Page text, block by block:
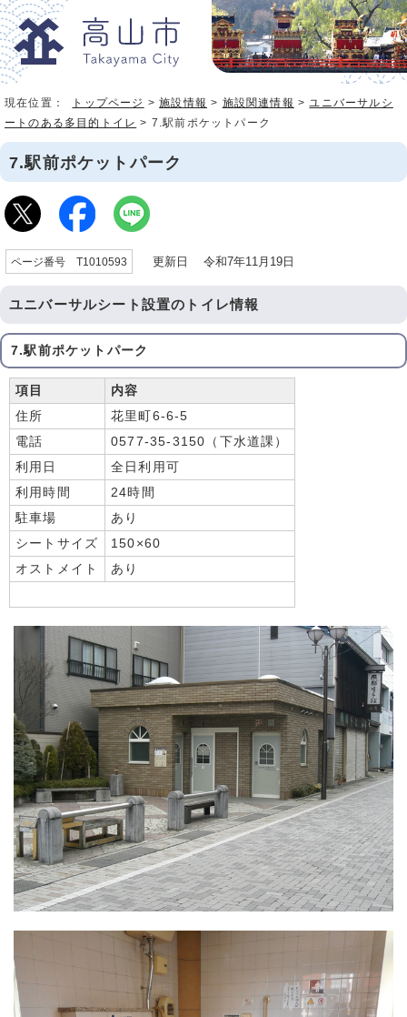
現在位置： トップページ >施設情報 > 施設関連情報 >ユニバーサルシ
ートのある多目的トイレ > 7.駅前ポケットパーク
7.駅前ポケットパーク
ページ番号 T1010593 更新日 令和7年11月19日
ユニバーサルシート設置のトイレ情報
7.駅前ポケットパーク
項目
内容
住所
花里町6-6-5
電話
0577-35-3150（下水道課）
利用日
全日利用可
利用時間
24時間
駐車場
あり
シートサイズ
150×60
オストメイト
あり